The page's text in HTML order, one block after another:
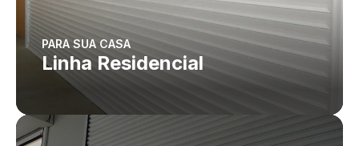
PARA SUA CASA
Linha Residencial